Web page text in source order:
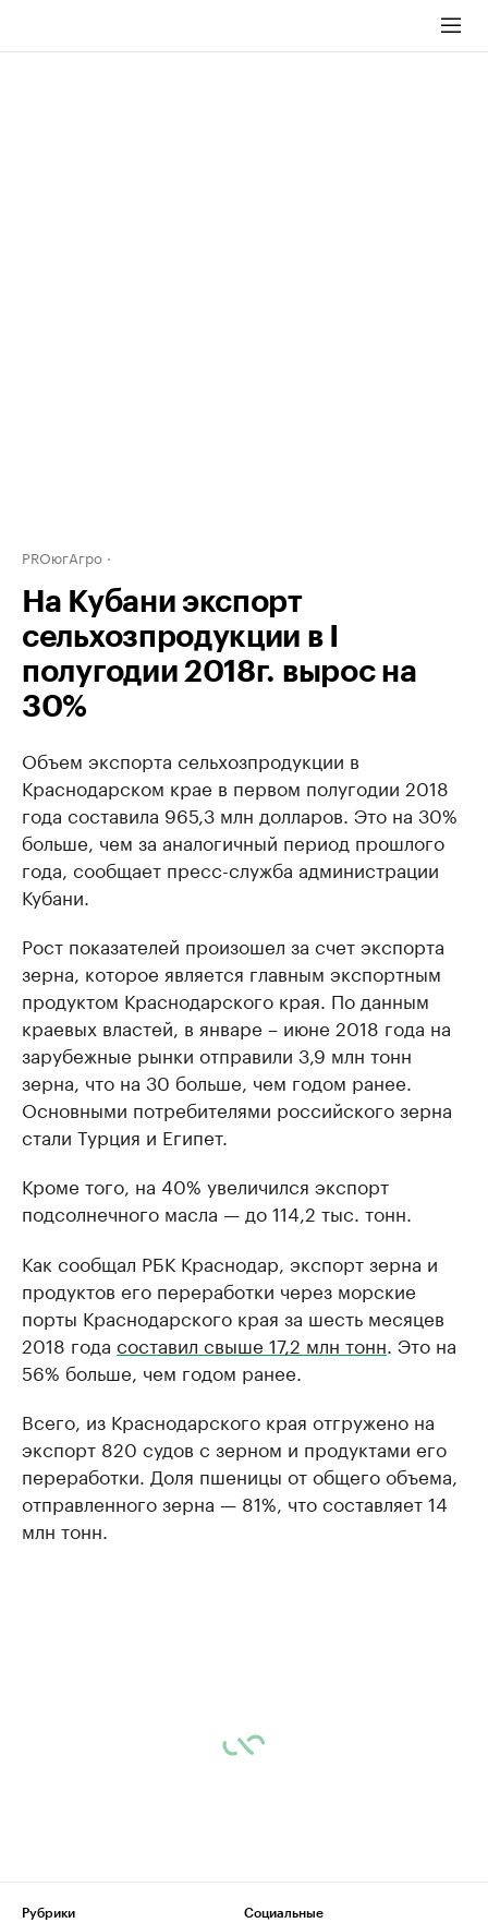
PROюгАгро
На Кубани экспорт
сельхозпродукции в I
полугодии 2018г. вырос на
30%
Объем экспорта сельхозпродукции в
Краснодарском крае в первом полугодии 2018
года составила 965,3 млн долларов. Это на 30%
больше, чем за аналогичный период прошлого
года, сообщает пресс-служба администрации
Кубани.
Рост показателей произошел за счет экспорта
зерна, которое является главным экспортным
продуктом Краснодарского края. По данным
краевых властей, в январе – июне 2018 года на
зарубежные рынки отправили 3,9 млн тонн
зерна, что на 30 больше, чем годом ранее.
Основными потребителями российского зерна
стали Турция и Египет.
Кроме того, на 40% увеличился экспорт
подсолнечного масла — до 114,2 тыс. тонн.
Как сообщал РБК Краснодар, экспорт зерна и
продуктов его переработки через морские
порты Краснодарского края за шесть месяцев
2018 года составил свыше 17,2 млн тонн . Это на
56% больше, чем годом ранее.
Всего, из Краснодарского края отгружено на
экспорт 820 судов с зерном и продуктами его
переработки. Доля пшеницы от общего объема,
отправленного зерна — 81%, что составляет 14
млн тонн.
Рубрики
Социальные